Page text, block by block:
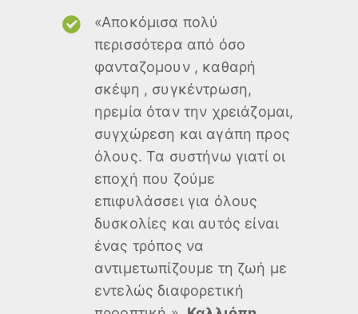
«Αποκόμισα πολύ
περισσότερα από όσο
φανταζομουν , καθαρή
σκέψη , συγκέντρωση,
ηρεμία όταν την χρειάζομαι,
συγχώρεση και αγάπη προς
όλους. Τα συστήνω γιατί οι
εποχή που ζούμε
επιφυλάσσει για όλους
δυσκολίες και αυτός είναι
ένας τρόπος να
αντιμετωπίζουμε τη ζωή με
εντελώς διαφορετική